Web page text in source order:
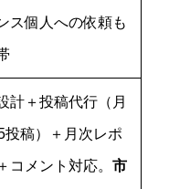
ス個人への依頼も
計＋投稿代行（月
投稿）＋月次レポ
コメント対応。 市